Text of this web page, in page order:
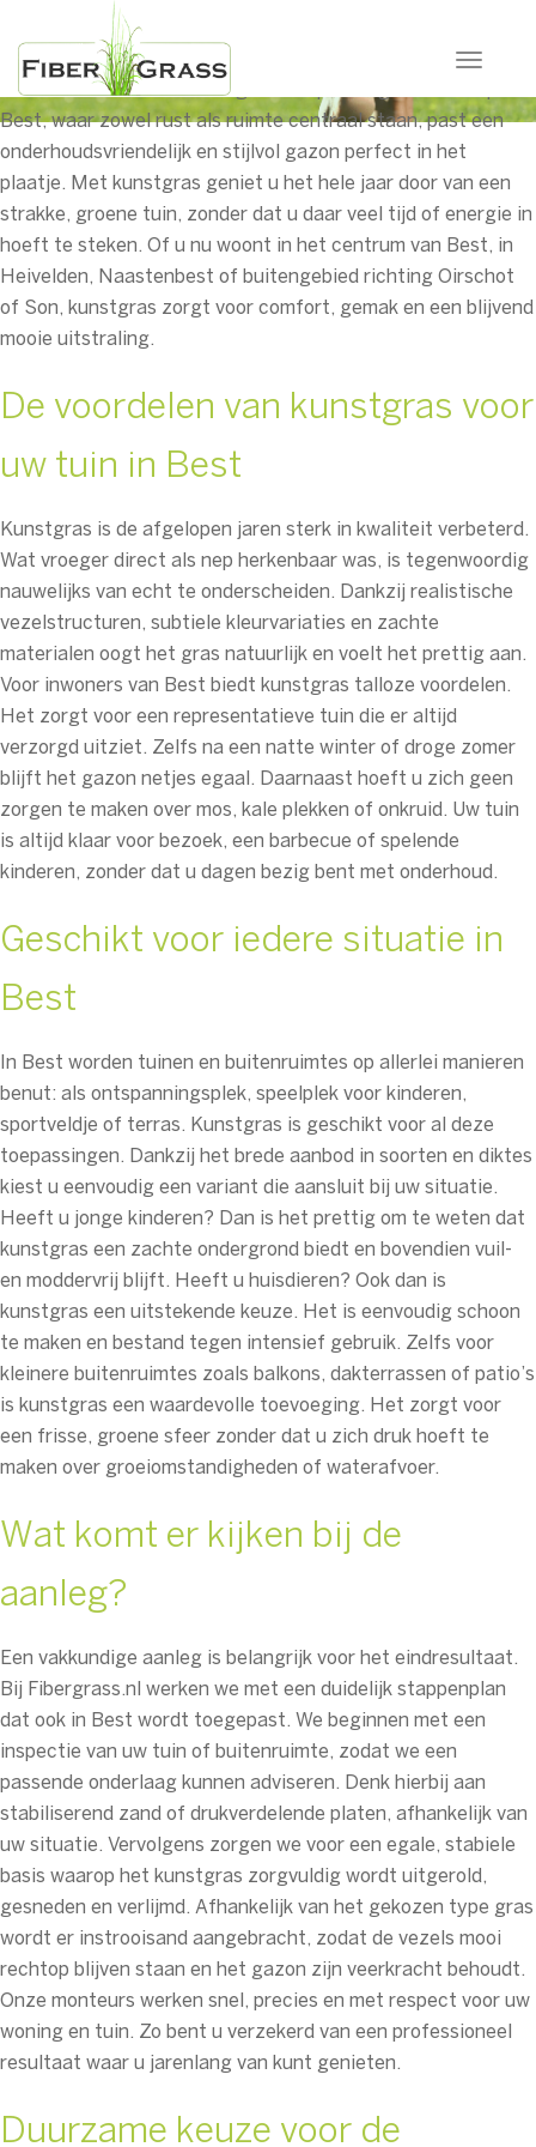
Toggle
Bent u het zat om telkens weer het gras te maaien, sproeien
of bemesten? Dan is kunstgras dé oplossing. In een dorp als
Best, waar zowel rust als ruimte centraal staan, past een
onderhoudsvriendelijk en stijlvol gazon perfect in het
plaatje. Met kunstgras geniet u het hele jaar door van een
strakke, groene tuin, zonder dat u daar veel tijd of energie in
hoeft te steken. Of u nu woont in het centrum van Best, in
Heivelden, Naastenbest of buitengebied richting Oirschot
of Son, kunstgras zorgt voor comfort, gemak en een blijvend
mooie uitstraling.
De voordelen van kunstgras voor
uw tuin in Best
Kunstgras is de afgelopen jaren sterk in kwaliteit verbeterd.
Wat vroeger direct als nep herkenbaar was, is tegenwoordig
nauwelijks van echt te onderscheiden. Dankzij realistische
vezelstructuren, subtiele kleurvariaties en zachte
materialen oogt het gras natuurlijk en voelt het prettig aan.
Voor inwoners van Best biedt kunstgras talloze voordelen.
Het zorgt voor een representatieve tuin die er altijd
verzorgd uitziet. Zelfs na een natte winter of droge zomer
blijft het gazon netjes egaal. Daarnaast hoeft u zich geen
zorgen te maken over mos, kale plekken of onkruid. Uw tuin
is altijd klaar voor bezoek, een barbecue of spelende
kinderen, zonder dat u dagen bezig bent met onderhoud.
Geschikt voor iedere situatie in
Best
In Best worden tuinen en buitenruimtes op allerlei manieren
benut: als ontspanningsplek, speelplek voor kinderen,
sportveldje of terras. Kunstgras is geschikt voor al deze
toepassingen. Dankzij het brede aanbod in soorten en diktes
kiest u eenvoudig een variant die aansluit bij uw situatie.
Heeft u jonge kinderen? Dan is het prettig om te weten dat
kunstgras een zachte ondergrond biedt en bovendien vuil-
en moddervrij blijft. Heeft u huisdieren? Ook dan is
kunstgras een uitstekende keuze. Het is eenvoudig schoon
te maken en bestand tegen intensief gebruik. Zelfs voor
kleinere buitenruimtes zoals balkons, dakterrassen of patio’s
is kunstgras een waardevolle toevoeging. Het zorgt voor
een frisse, groene sfeer zonder dat u zich druk hoeft te
maken over groeiomstandigheden of waterafvoer.
Wat komt er kijken bij de
aanleg?
Een vakkundige aanleg is belangrijk voor het eindresultaat.
Bij Fibergrass.nl werken we met een duidelijk stappenplan
dat ook in Best wordt toegepast. We beginnen met een
inspectie van uw tuin of buitenruimte, zodat we een
passende onderlaag kunnen adviseren. Denk hierbij aan
stabiliserend zand of drukverdelende platen, afhankelijk van
uw situatie. Vervolgens zorgen we voor een egale, stabiele
basis waarop het kunstgras zorgvuldig wordt uitgerold,
gesneden en verlijmd. Afhankelijk van het gekozen type gras
wordt er instrooisand aangebracht, zodat de vezels mooi
rechtop blijven staan en het gazon zijn veerkracht behoudt.
Onze monteurs werken snel, precies en met respect voor uw
woning en tuin. Zo bent u verzekerd van een professioneel
resultaat waar u jarenlang van kunt genieten.
Duurzame keuze voor de